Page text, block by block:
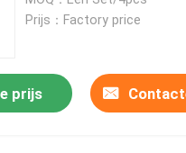
van de schuimcel
Prijs：Factory price
prijs